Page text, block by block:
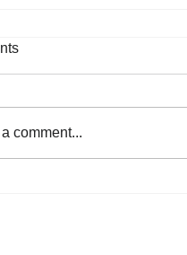
comment...